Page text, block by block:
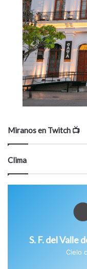
Miranos en Twitch 📺
Clima
S. F. del Valle
Cielo